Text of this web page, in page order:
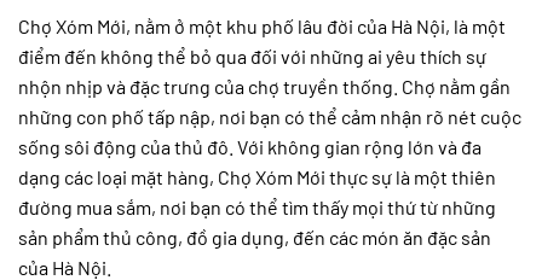
Chợ Xóm Mới, nằm ở một khu phố lâu đời của Hà Nội, là một
điểm đến không thể bỏ qua đối với những ai yêu thích sự
nhộn nhịp và đặc trưng của chợ truyền thống. Chợ nằm gần
những con phố tấp nập, nơi bạn có thể cảm nhận rõ nét cuộc
sống sôi động của thủ đô. Với không gian rộng lớn và đa
dạng các loại mặt hàng, Chợ Xóm Mới thực sự là một thiên
đường mua sắm, nơi bạn có thể tìm thấy mọi thứ từ những
sản phẩm thủ công, đồ gia dụng, đến các món ăn đặc sản
của Hà Nội.